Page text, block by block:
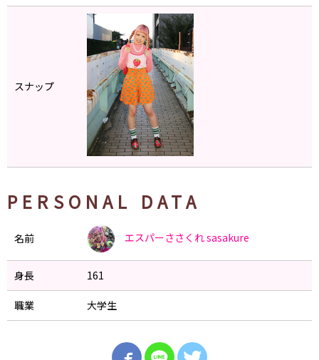
スナップ
PERSONAL DATA
名前 エスパーささくれsasakure
身長 161
職業 大学生